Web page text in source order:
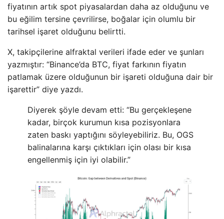
fiyatının artık spot piyasalardan daha az olduğunu ve
bu eğilim tersine çevrilirse, boğalar için olumlu bir
tarihsel işaret olduğunu belirtti.
X, takipçilerine alfraktal verileri ifade eder ve şunları
yazmıştır: “Binance’da BTC, fiyat farkının fiyatın
patlamak üzere olduğunun bir işareti olduğuna dair bir
işarettir” diye yazdı.
Diyerek şöyle devam etti: “Bu gerçekleşene
kadar, birçok kurumun kısa pozisyonlara
zaten baskı yaptığını söyleyebiliriz. Bu, OGS
balinalarına karşı çıktıkları için olası bir kısa
engellenmiş için iyi olabilir.”